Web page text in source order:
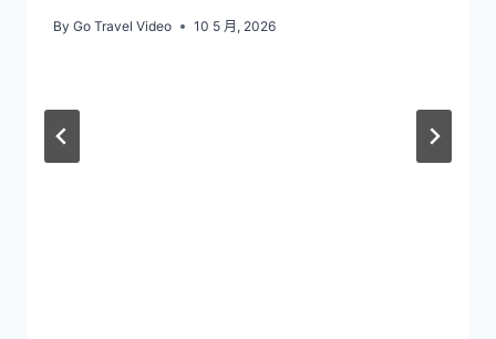
By Go Travel Video 10 5 月, 2026